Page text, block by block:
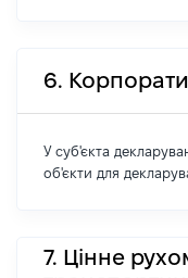
6.
У суб'єкта
об'єкти для
7. Цінне